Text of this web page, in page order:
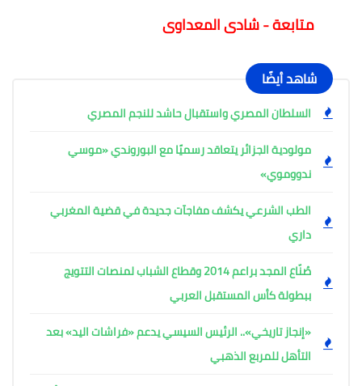
متابعة - شادى المعداوى
شاهد أيضًا
السلطان المصري واستقبال حاشد للنجم المصري
مولودية الجزائر يتعاقد رسميًا مع البوروندي «موسي
ندووموي»
الطب الشرعي يكشف مفاجآت جديدة في قضية المغربي
داري
صُنّاع المجد براعم 2014 وقطاع الشباب لمنصات التتويج
ببطولة كأس المستقبل العربي
«إنجاز تاريخي».. الرئيس السيسي يدعم «فراشات اليد» بعد
التأهل للمربع الذهبي